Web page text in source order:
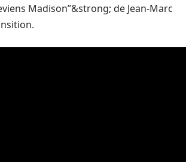
Madison”&strong; de Jean-Marc